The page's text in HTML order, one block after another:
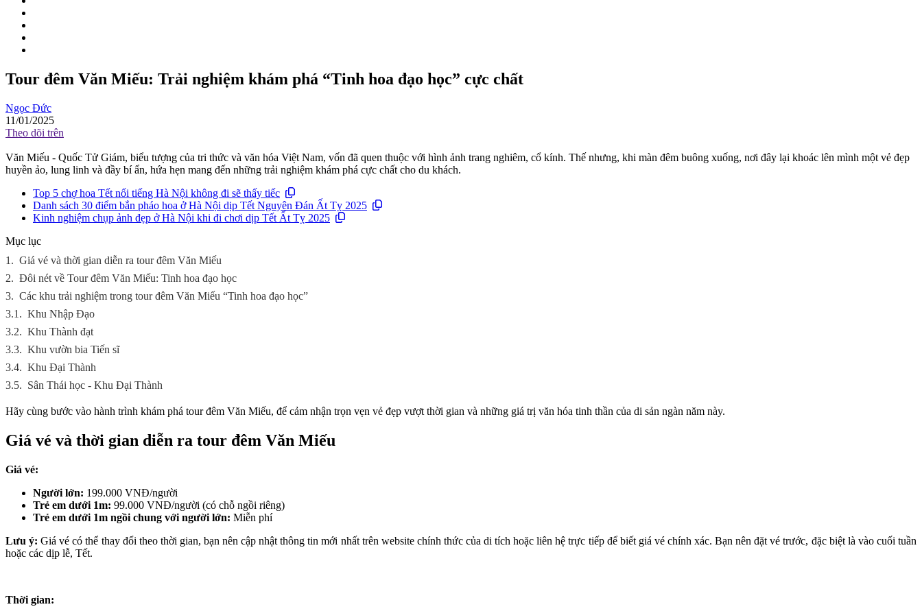
Tour đêm Văn Miếu: Trải nghiệm khám phá “Tinh hoa đạo học” cực chất
Ngọc Đức
11/01/2025
Theo dõi trên
Văn Miếu - Quốc Tử Giám, biểu tượng của tri thức và văn hóa Việt Nam, vốn đã quen thuộc với hình ảnh trang nghiêm, cổ kính. Thế nhưng, khi màn đêm buông xuống, nơi đây lại khoác lên mình một vẻ đẹp
huyền ảo, lung linh và đầy bí ẩn, hứa hẹn mang đến những trải nghiệm khám phá cực chất cho du khách.
Top 5 chợ hoa Tết nổi tiếng Hà Nội không đi sẽ thấy tiếc
Danh sách 30 điểm bắn pháo hoa ở Hà Nội dịp Tết Nguyên Đán Ất Tỵ 2025
Kinh nghiệm chụp ảnh đẹp ở Hà Nội khi đi chơi dịp Tết Ất Tỵ 2025
Mục lục
1. Giá vé và thời gian diễn ra tour đêm Văn Miếu
2. Đôi nét về Tour đêm Văn Miếu: Tinh hoa đạo học
3. Các khu trải nghiệm trong tour đêm Văn Miếu “Tinh hoa đạo học”
3.1. Khu Nhập Đạo
3.2. Khu Thành đạt
3.3. Khu vườn bia Tiến sĩ
3.4. Khu Đại Thành
3.5. Sân Thái học - Khu Đại Thành
Hãy cùng bước vào hành trình khám phá tour đêm Văn Miếu, để cảm nhận trọn vẹn vẻ đẹp vượt thời gian và những giá trị văn hóa tinh thần của di sản ngàn năm này.
Giá vé và thời gian diễn ra tour đêm Văn Miếu
Giá vé:
Người lớn: 199.000 VNĐ/người
Trẻ em dưới 1m: 99.000 VNĐ/người (có chỗ ngồi riêng)
Trẻ em dưới 1m ngồi chung với người lớn: Miễn phí
Lưu ý:Giá vé có thể thay đổi theo thời gian, bạn nên cập nhật thông tin mới nhất trên website chính thức của di tích hoặc liên hệ trực tiếp để biết giá vé chính xác. Bạn nên đặt vé trước, đặc biệt là vào cuối tuần
hoặc các dịp lễ, Tết.
Thời gian: